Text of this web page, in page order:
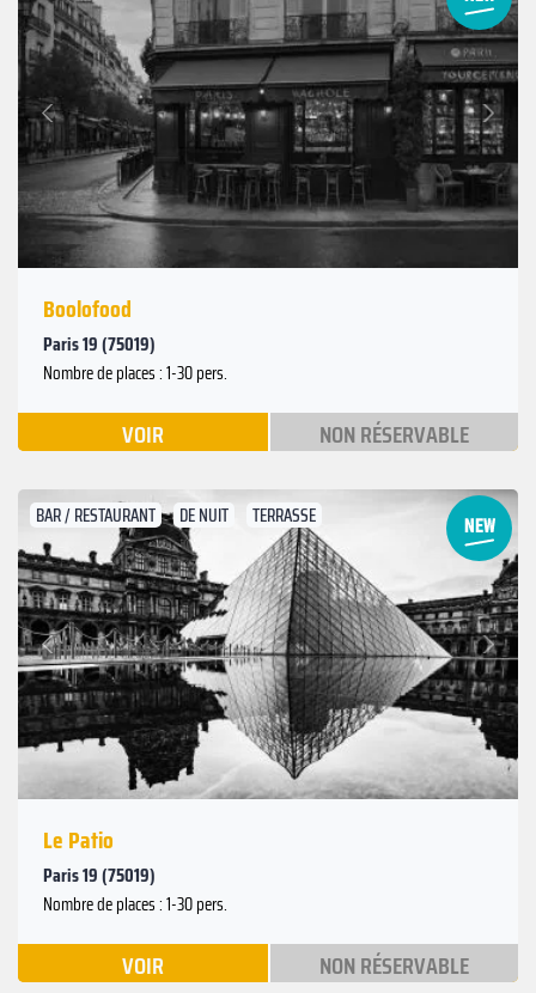
Précédent
Suivant
Boolofood
Paris 19 (75019)
Nombre de places : 1-30 pers.
VOIR NON RÉSERVABLE
BAR / RESTAURANT DE NUIT TERRASSE
Précédent
Suivant
Le Patio
Paris 19 (75019)
Nombre de places : 1-30 pers.
VOIR NON RÉSERVABLE